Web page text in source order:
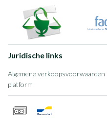
Juridische links
Algemene verkoopsvoorwaarden
platform